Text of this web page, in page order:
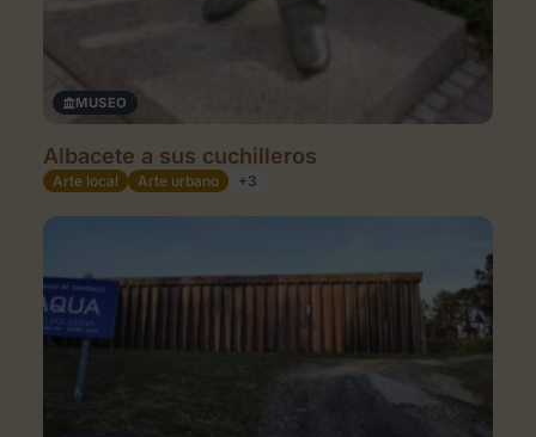
MUSEO
Albacete a sus cuchilleros
Arte local Arte urbano +3